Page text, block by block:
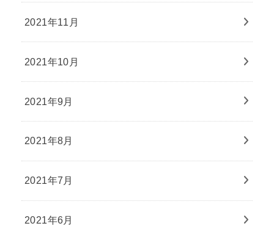
2021年11月
2021年10月
2021年9月
2021年8月
2021年7月
2021年6月